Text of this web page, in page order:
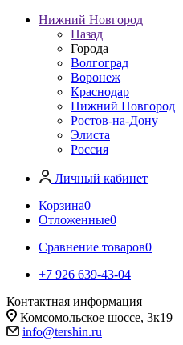
Нижний Новгород
Назад
Города
Волгоград
Воронеж
Краснодар
Нижний Новгород
Ростов-на-Дону
Элиста
Россия
Личный кабинет
Корзина0
Отложенные0
Сравнение товаров0
+7 926 639-43-04
Контактная информация
Комсомольское шоссе, 3к19
info@tershin.ru